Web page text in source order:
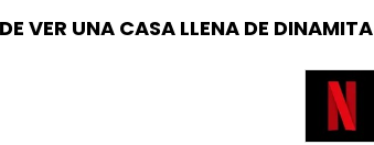
VER UNA CASA LLENA DE DINAMITA